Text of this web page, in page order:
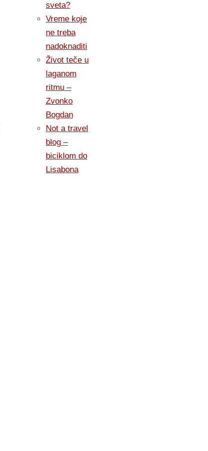
sveta?
Vreme koje
ne treba
nadoknaditi
Život teče u
laganom
ritmu –
Zvonko
Bogdan
Not a travel
blog –
biciklom do
Lisabona